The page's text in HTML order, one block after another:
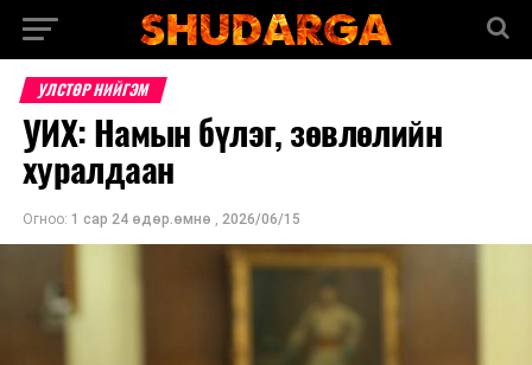
УЛСТӨР НИЙГЭМ
УИХ: Намын бүлэг, зөвлөлийн
хуралдаан
Огноо: 1 сар 24 өдөр.өмнө , 2026/06/15